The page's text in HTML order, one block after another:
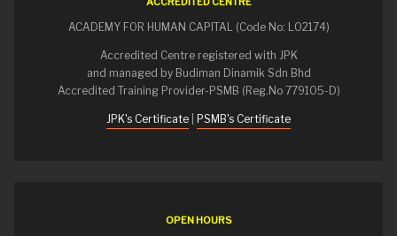
ACADEMY FOR HUMAN CAPITAL (Code No: L02174)
Accredited Centre registered with JPK
and managed by Budiman Dinamik Sdn Bhd
Accredited Training Provider-PSMB (Reg.No 779105-D)
JPK's Certificate PSMB's Certificate
OPEN HOURS